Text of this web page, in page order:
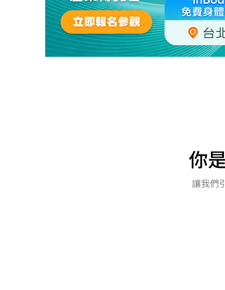
你
讓我們